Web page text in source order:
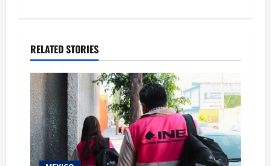
RELATED STORIES